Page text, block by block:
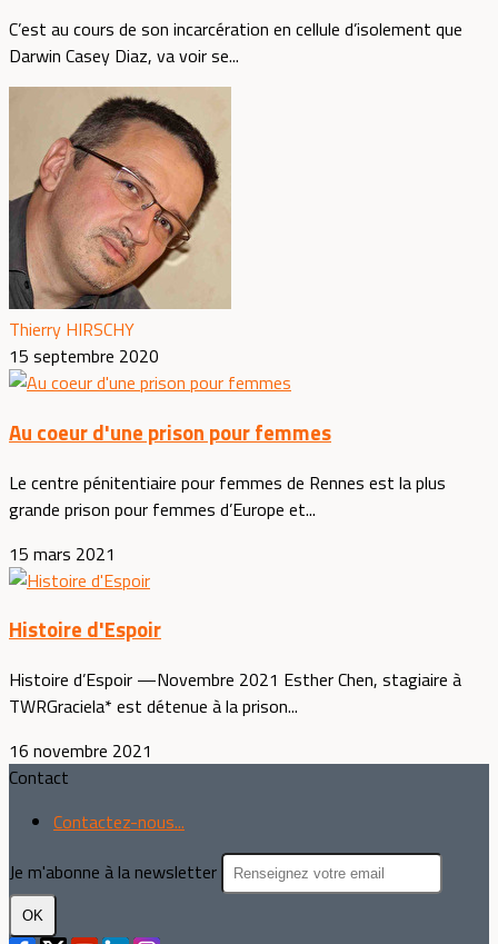
C’est au cours de son incarcération en cellule d’isolement que
Darwin Casey Diaz, va voir se...
Thierry HIRSCHY
15 septembre 2020
Au coeur d'une prison pour femmes
Le centre pénitentiaire pour femmes de Rennes est la plus
grande prison pour femmes d’Europe et...
15 mars 2021
Histoire d'Espoir
Histoire d’Espoir —Novembre 2021 Esther Chen, stagiaire à
TWRGraciela* est détenue à la prison...
16 novembre 2021
Contact
Contactez-nous...
Je m'abonne à la newsletter
OK